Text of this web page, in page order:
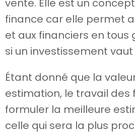
vente. Elle est un
finance car elle permet
et aux financiers en tous
si un investissement
Étant donné que la
estimation, le travail des
formuler la meilleure
celle qui sera la plus